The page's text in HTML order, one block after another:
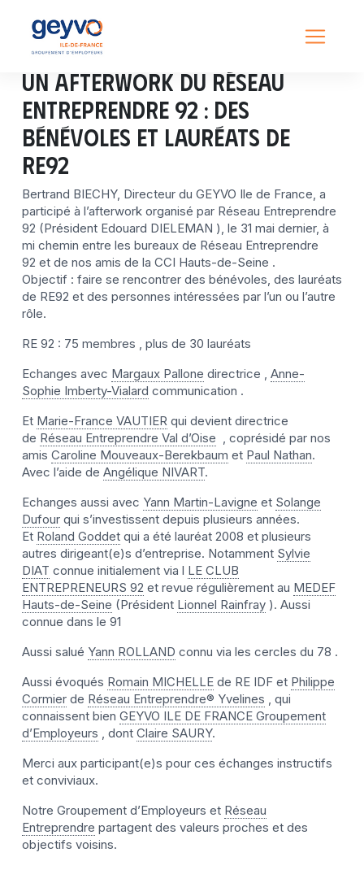
Un Afterwork du Réseau
Entreprendre 92 : des
bénévoles et lauréats de
RE92
Bertrand BIECHY, Directeur du GEYVO Ile de France, a
participé à l’afterwork organisé par Réseau Entreprendre
92 (Président Edouard DIELEMAN ), le 31 mai dernier, à
mi chemin entre les bureaux de Réseau Entreprendre
92 et de nos amis de la CCI Hauts-de-Seine .
Objectif : faire se rencontrer des bénévoles, des lauréats
de RE92 et des personnes intéressées par l’un ou l’autre
rôle.
RE 92 : 75 membres , plus de 30 lauréats
Echanges avec Margaux Pallone directrice , Anne-
Sophie Imberty-Vialard communication .
Et Marie-France VAUTIER qui devient directrice
de Réseau Entreprendre Val d’Oise , coprésidé par nos
amis Caroline Mouveaux-Berekbaum et Paul Nathan.
Avec l’aide de Angélique NIVART.
Echanges aussi avec Yann Martin-Lavigne et Solange
Dufour qui s’investissent depuis plusieurs années.
Et Roland Goddet qui a été lauréat 2008 et plusieurs
autres dirigeant(e)s d’entreprise. Notamment Sylvie
DIAT connue initialement via l LE CLUB
ENTREPRENEURS 92 et revue régulièrement au MEDEF
Hauts-de-Seine (Président Lionnel Rainfray ). Aussi
connue dans le 91
Aussi salué Yann ROLLAND connu via les cercles du 78 .
Aussi évoqués Romain MICHELLE de RE IDF et Philippe
Cormier de Réseau Entreprendre® Yvelines , qui
connaissent bien GEYVO ILE DE FRANCE Groupement
d’Employeurs , dont Claire SAURY.
Merci aux participant(e)s pour ces échanges instructifs
et conviviaux.
Notre Groupement d’Employeurs et Réseau
Entreprendre partagent des valeurs proches et des
objectifs voisins.